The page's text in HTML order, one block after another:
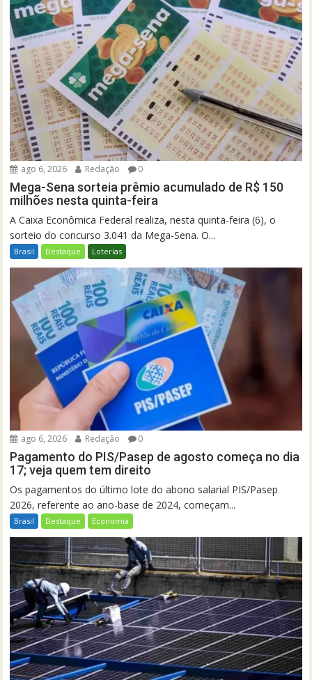
ago 6, 2026 Redação 0
Mega-Sena sorteia prêmio acumulado de R$ 150
milhões nesta quinta-feira
A Caixa Econômica Federal realiza, nesta quinta-feira (6), o
sorteio do concurso 3.041 da Mega-Sena. O...
Brasil Destaque Loterias
ago 6, 2026 Redação 0
Pagamento do PIS/Pasep de agosto começa no dia
17; veja quem tem direito
Os pagamentos do último lote do abono salarial PIS/Pasep
2026, referente ao ano-base de 2024, começam...
Brasil Destaque Economia